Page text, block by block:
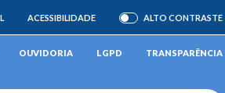
ACESSIBILIDADE ATIVAR/DESATIVAR
ALTO CONTRASTE
OUVIDORIA LGPD TRANSPARÊNCIA